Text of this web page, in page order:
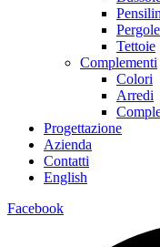
Pergole
Tettoie
Complementi
Colori
Arredi
Progettazione
Azienda
Contatti
English
Facebook